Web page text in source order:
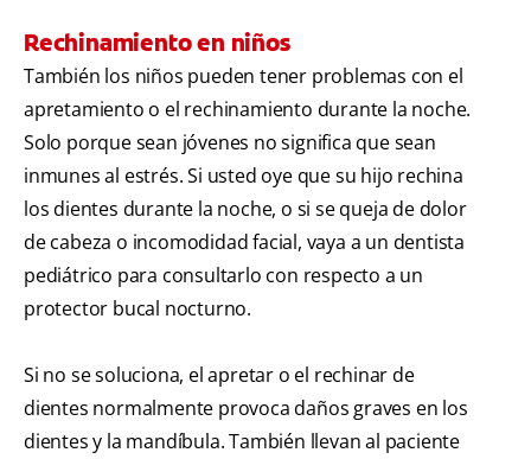
Rechinamiento en niños
También los niños pueden tener problemas con el
apretamiento o el rechinamiento durante la noche.
Solo porque sean jóvenes no significa que sean
inmunes al estrés. Si usted oye que su hijo rechina
los dientes durante la noche, o si se queja de dolor
de cabeza o incomodidad facial, vaya a un dentista
pediátrico para consultarlo con respecto a un
protector bucal nocturno.
Si no se soluciona, el apretar o el rechinar de
dientes normalmente provoca daños graves en los
dientes y la mandíbula. También llevan al paciente